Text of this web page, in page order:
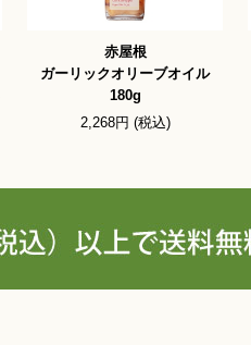
赤屋根
ガーリックオリーブオイル
180g
2,268円 (税込)